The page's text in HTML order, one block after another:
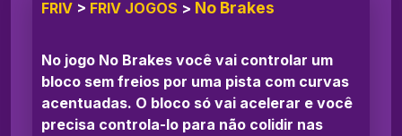
FRIV > FRIV JOGOS > No Brakes
No jogo No Brakes você vai controlar um
bloco sem freios por uma pista com curvas
acentuadas. O bloco só vai acelerar e você
precisa controla-lo para não colidir nas